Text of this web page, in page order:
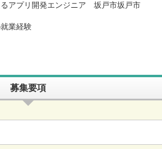
アプリ開発エンジニア 坂戸市坂戸市
業経験
募集要項